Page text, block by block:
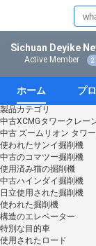
Sichuan Deyike
Active Member 2
ホーム プ
製品カテゴリ
中古XCMGタワークレー
中古 ズームリオン タワ
使われたサンイ掘削機
中古のコマツー掘削機
使用済み猫の掘削機
中古ハインダイ掘削機
日立使用された掘削機
使われた掘削機
構造のエレベーター
特別な目的車
使用されたロード